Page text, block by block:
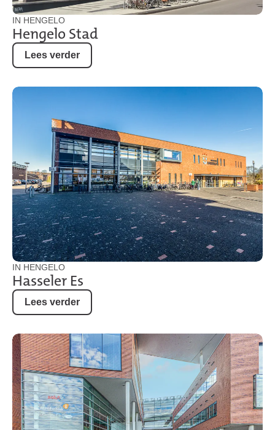
Lees verder
IN HENGELO
Hengelo Stad
Lees verder
IN HENGELO
Hasseler Es